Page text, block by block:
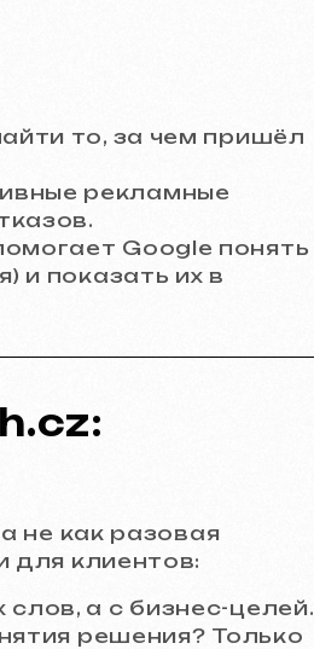
то, за чем пришёл
рекламные
Google понять
и показать их в
не как разовая
для клиентов:
а с бизнес-целей.
решения? Только